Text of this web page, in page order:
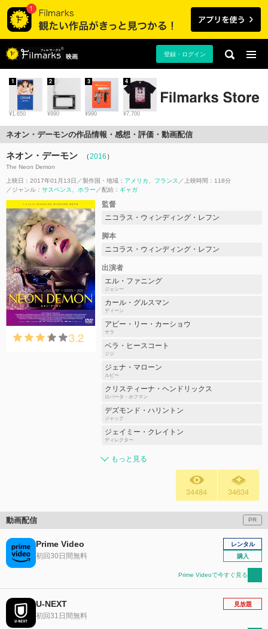
映画 登録・ログイン
¥1,650
1
¥990
2
¥990
3
¥7,700
4
ネオン・デーモンの作品情報・感想・評価・動画配信
ネオン・デーモン （2016 ）
The Neon Demon
上映日：2017年01月13日 製作国・地域： アメリカ フランス
上映時間：118分
ジャンル： サスペンス ホラー 配給： ギャガ
3.2
監督
ニコラス・ウィンディング・レフン
脚本
ニコラス・ウィンディング・レフン
出演者
エル・ファニング
ジェシー
カール・グルスマン
ディーン
アビー・リー・カーショウ
サラ
ベラ・ヒースコート
ジジ
ジェナ・マローン
ルビー
クリスティーナ・ヘンドリックス
ロバータ・ホフマン
デズモンド・ハリントン
ジャック
ジェイミー・クレイトン
ディレクター
もっと見る
34484 34634
動画配信 PR
Prime Video
初回30日間無料
レンタル
購入
Prime Videoで今すぐ見る
U-NEXT
初回31日間無料
見放題